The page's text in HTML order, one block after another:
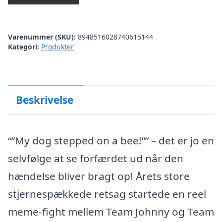
Varenummer (SKU): 8948516028740615144
Kategori: Produkter
Beskrivelse
“”My dog stepped on a bee!”” – det er jo en
selvfølge at se forfærdet ud når den
hændelse bliver bragt op! Årets store
stjernespækkede retsag startede en reel
meme-fight mellem Team Johnny og Team